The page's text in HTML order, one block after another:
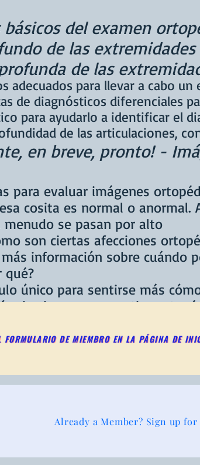
básicos del examen
de las
de las
adecuados para llevar a cabo un
de diagnósticos diferenciales
para ayudarlo a identificar el
de las articulaciones,
en breve, pronto! -
para evaluar imágenes
cosita es normal o anormal.
menudo se pasan por alto
son ciertas afecciones
información sobre cuándo
qué?
único para sentirse más
desde una perspectiva
Demasiados
Already a Member? Sign up